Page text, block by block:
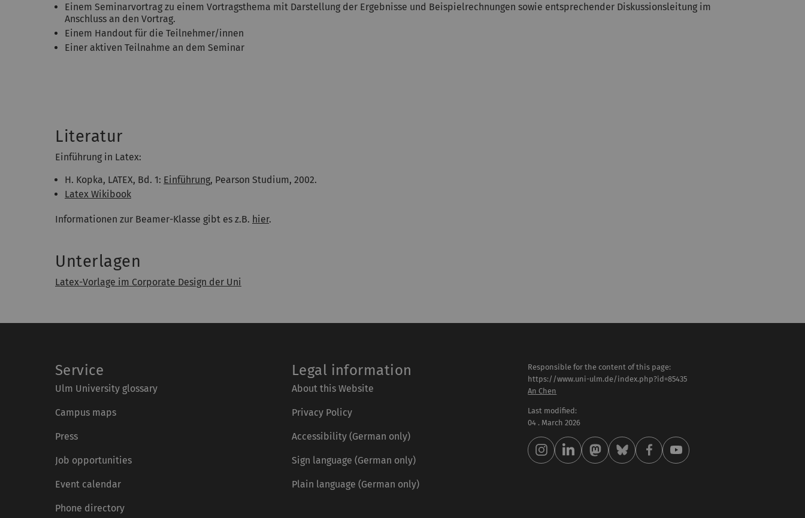
Einem Seminarvortrag zu einem Vortragsthema mit Darstellung der Ergebnisse und Beispielrechnungen sowie entsprechender Diskussionsleitung im
Anschluss an den Vortrag.
Einem Handout für die Teilnehmer/innen
Einer aktiven Teilnahme an dem Seminar
Literatur
Einführung in Latex:
H. Kopka, LATEX, Bd. 1: Einführung, Pearson Studium, 2002.
Latex Wikibook
Informationen zur Beamer-Klasse gibt es z.B. hier.
Unterlagen
Latex-Vorlage im Corporate Design der Uni
Service
Ulm University glossary
Campus maps
Press
Job opportunities
Event calendar
Phone directory
Legal information
About this Website
Privacy Policy
Accessibility (German only)
Sign language (German only)
Plain language (German only)
Responsible for the content of this page:
https://www.uni-ulm.de/index.php?id=85435
An Chen
Last modified:
04 . March 2026